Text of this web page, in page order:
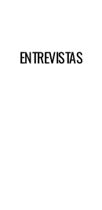
ENTREVISTAS